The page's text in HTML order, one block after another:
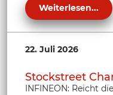
Weiterlesen...
22. Juli 2026
Stockstreet
INFINEON: Reicht